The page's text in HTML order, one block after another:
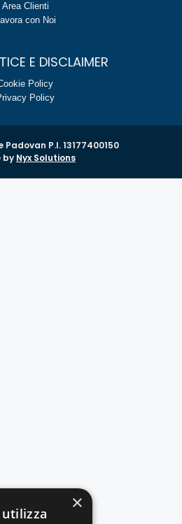
Area Clienti
con Noi
E DISCLAIMER
Policy
Policy
P.I. 13177400150
by Nyx Solutions
×